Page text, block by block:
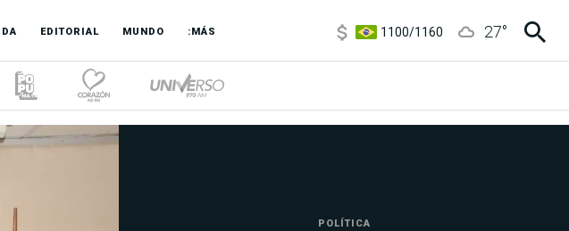
EDITORIAL MUNDO :MÁS
3,8/4
6850/7200
27°
POLÍTICA